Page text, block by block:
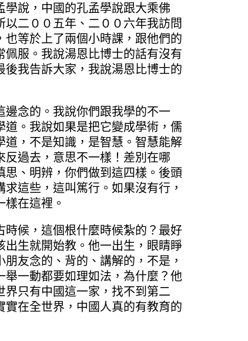
說，中國的孔孟學說跟大乘佛
二００五年、二００六年我訪問
等於上了兩個小時課，跟他們的
服。我說湯恩比博士的話有沒有
我告訴大家，我說湯恩比博士的
念的。我說你們跟我學的不一
。我說如果是把它變成學術，儒
，不是知識，是智慧。智慧能解
過去，意思不一樣！差別在哪
、明辨，你們做到這四樣。後頭
這些，這叫篤行。如果沒有行，
在這裡。
候，這個根什麼時候紮的？最好
生就開始教。他一出生，眼睛睜
友念的、背的、講解的，不是，
一動都要如理如法，為什麼？他
只有中國這一家，找不到第二
在全世界，中國人真的有教育的